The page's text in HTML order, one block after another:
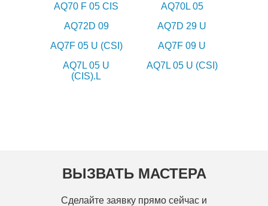
AQ70 F 05 CIS
AQ70L 05
AQ72D 09
AQ7D 29 U
AQ7F 05 U (CSI)
AQ7F 09 U
AQ7L 05 U
(CIS).L
AQ7L 05 U (CSI)
ВЫЗВАТЬ МАСТЕРА
Сделайте заявку прямо сейчас и